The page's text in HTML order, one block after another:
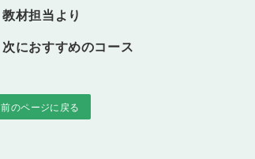
教材担当より
次におすすめのコース
前のページに戻る